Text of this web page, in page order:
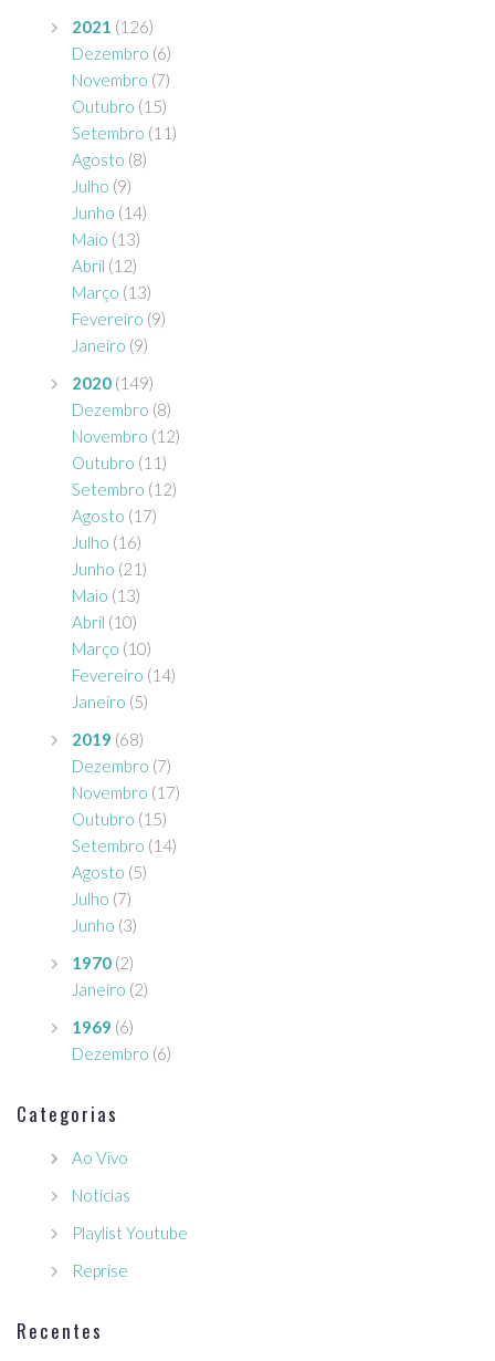
2021 (126)
Dezembro (6)
Novembro (7)
Outubro (15)
Setembro (11)
Agosto (8)
Julho (9)
Junho (14)
Maio (13)
Abril (12)
Março (13)
Fevereiro (9)
Janeiro (9)
2020 (149)
Dezembro (8)
Novembro (12)
Outubro (11)
Setembro (12)
Agosto (17)
Julho (16)
Junho (21)
Maio (13)
Abril (10)
Março (10)
Fevereiro (14)
Janeiro (5)
2019 (68)
Dezembro (7)
Novembro (17)
Outubro (15)
Setembro (14)
Agosto (5)
Julho (7)
Junho (3)
1970 (2)
Janeiro (2)
1969 (6)
Dezembro (6)
Categorias
Ao Vivo
Notícias
Playlist Youtube
Reprise
Recentes